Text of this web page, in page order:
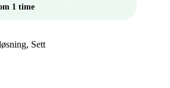
1 time
Sett